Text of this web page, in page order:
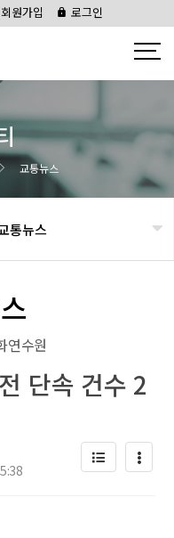
회원가입 로그인
교통뉴스
통뉴스
연수원
단속 건수 2